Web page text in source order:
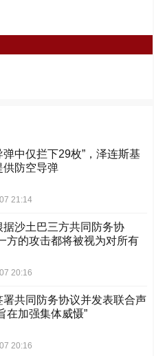
弹中仅拦下29枚”，泽连斯基
供防空导弹
21:14
据沙土巴三方共同防务协
方的攻击都将被视为对所有
20:16
署共同防务协议并发表联合声
在加强集体威慑”
20:16